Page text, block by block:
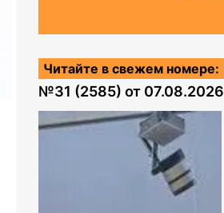
Читайте в свежем номере:
№31 (2585) от 07.08.2026